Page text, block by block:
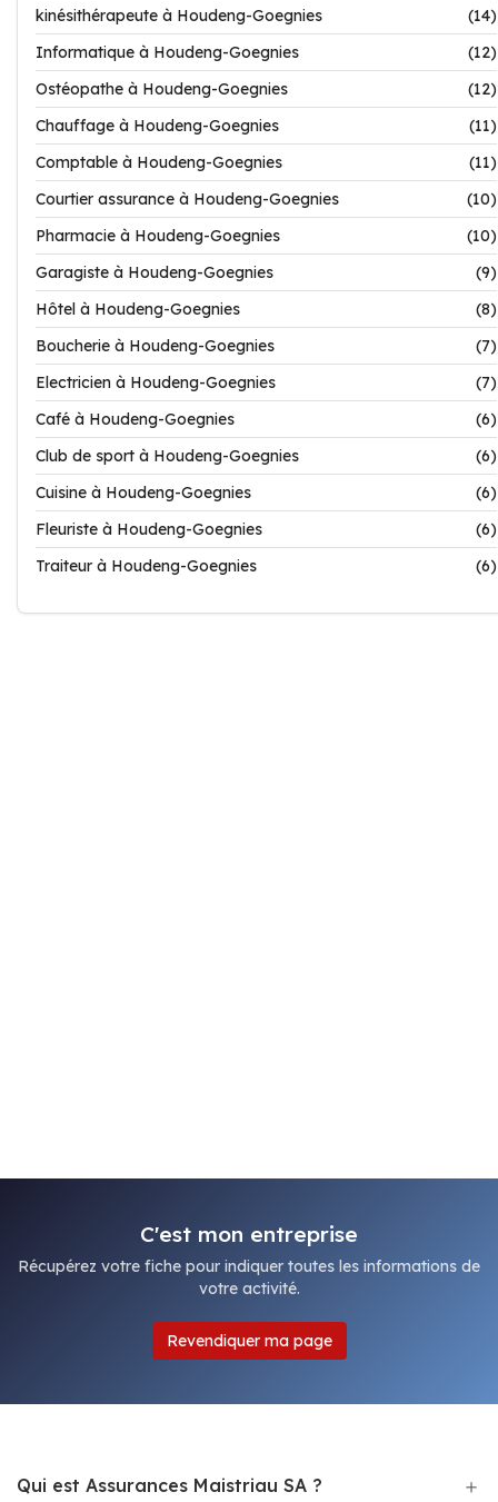
kinésithérapeute à Houdeng-Goegnies
(14)
Informatique à Houdeng-Goegnies
(12)
Ostéopathe à Houdeng-Goegnies
(12)
Chauffage à Houdeng-Goegnies
(11)
Comptable à Houdeng-Goegnies
(11)
Courtier assurance à Houdeng-Goegnies
(10)
Pharmacie à Houdeng-Goegnies
(10)
Garagiste à Houdeng-Goegnies
(9)
Hôtel à Houdeng-Goegnies
(8)
Boucherie à Houdeng-Goegnies
(7)
Electricien à Houdeng-Goegnies
(7)
Café à Houdeng-Goegnies
(6)
Club de sport à Houdeng-Goegnies
(6)
Cuisine à Houdeng-Goegnies
(6)
Fleuriste à Houdeng-Goegnies
(6)
Traiteur à Houdeng-Goegnies
(6)
C'est mon entreprise
Récupérez votre fiche pour indiquer toutes les informations de
votre activité.
Revendiquer ma page
Qui est Assurances Maistriau SA ?